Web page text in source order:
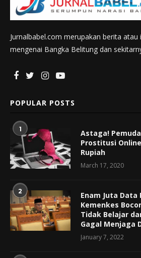
Jurnalbabel.com merupakan berita
mengenai Bangka Belitung dan
POPULAR POSTS
1
Astaga!
Prostitusi
Rupiah
March 17, 2020
2
Enam Juta Data
Kemenkes
Tidak Belajar
Gagal Menjaga
January 7, 2022